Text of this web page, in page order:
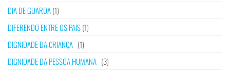
DIA DE GUARDA(1)
DIFERENDO ENTRE OS PAIS(1)
DIGNIDADE DA CRIANÇA (1)
DIGNIDADE DA PESSOA HUMANA (3)